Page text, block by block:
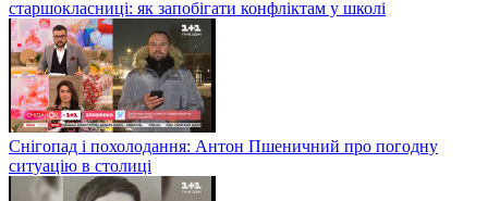
старшокласниці: як запобігати конфліктам у школі
Снігопад і похолодання: Антон Пшеничний про погодну
ситуацію в столиці